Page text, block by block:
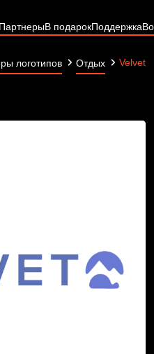
ПартнерыВ подарокПоддержка
логотипов Отдых Velvet